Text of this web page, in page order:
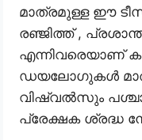
മാത്രമുള്ള ഈ
രഞ്ജിത്ത് ,
എന്നിവരെയാണ്
ഡയലോഗുകൾ
വിഷ്വൽസും
പ്രേക്ഷക ശ്രദ്ധ